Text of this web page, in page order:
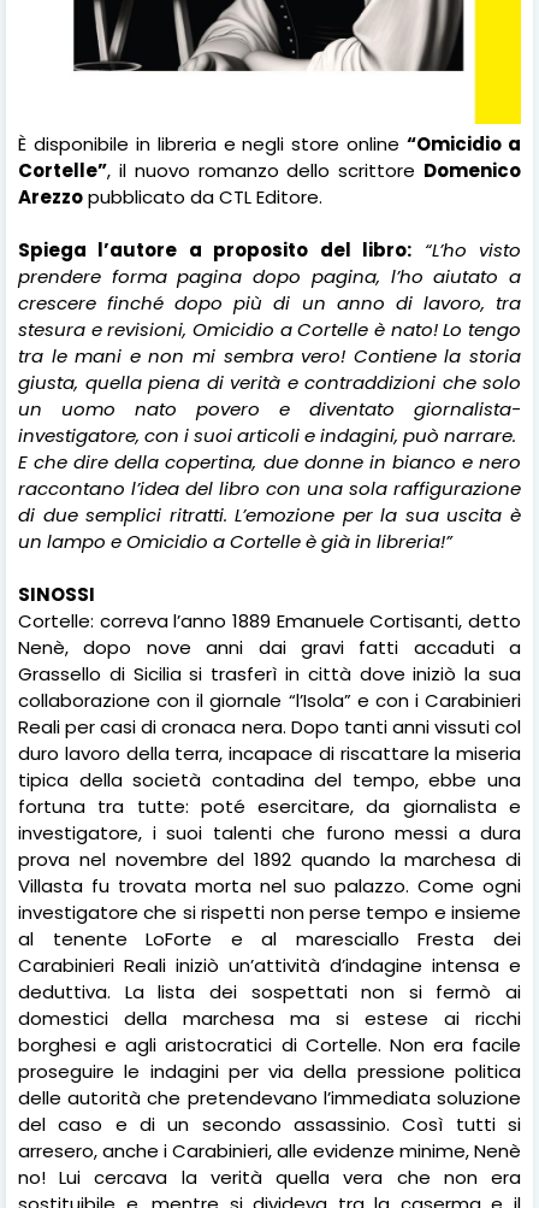
È disponibile in libreria e negli store online“Omicidio a
Cortelle”, il nuovo romanzo dello scrittore Domenico
Arezzopubblicato da CTL Editore.
Spiega l’autore a proposito del libro: “L’ho visto
prendere forma pagina dopo pagina, l’ho aiutato a
crescere finché dopo più di un anno di lavoro, tra
stesura e revisioni, Omicidio a Cortelle è nato! Lo tengo
tra le mani e non mi sembra vero! Contiene la storia
giusta, quella piena di verità e contraddizioni che solo
un uomo nato povero e diventato giornalista-
investigatore, con i suoi articoli e indagini, può narrare.
E che dire della copertina, due donne in bianco e nero
raccontano l’idea del libro con una sola raffigurazione
di due semplici ritratti. L’emozione per la sua uscita è
un lampo e Omicidio a Cortelle è già in libreria!”
SINOSSI
Cortelle: correva l’anno 1889 Emanuele Cortisanti, detto
Nenè, dopo nove anni dai gravi fatti accaduti a
Grassello di Sicilia si trasferì in città dove iniziò la sua
collaborazione con il giornale “l’Isola” e con i Carabinieri
Reali per casi di cronaca nera. Dopo tanti anni vissuti col
duro lavoro della terra, incapace di riscattare la miseria
tipica della società contadina del tempo, ebbe una
fortuna tra tutte: poté esercitare, da giornalista e
investigatore, i suoi talenti che furono messi a dura
prova nel novembre del 1892 quando la marchesa di
Villasta fu trovata morta nel suo palazzo. Come ogni
investigatore che si rispetti non perse tempo e insieme
al tenente LoForte e al maresciallo Fresta dei
Carabinieri Reali iniziò un’attività d’indagine intensa e
deduttiva. La lista dei sospettati non si fermò ai
domestici della marchesa ma si estese ai ricchi
borghesi e agli aristocratici di Cortelle. Non era facile
proseguire le indagini per via della pressione politica
delle autorità che pretendevano l’immediata soluzione
del caso e di un secondo assassinio. Così tutti si
arresero, anche i Carabinieri, alle evidenze minime, Nenè
no! Lui cercava la verità quella vera che non era